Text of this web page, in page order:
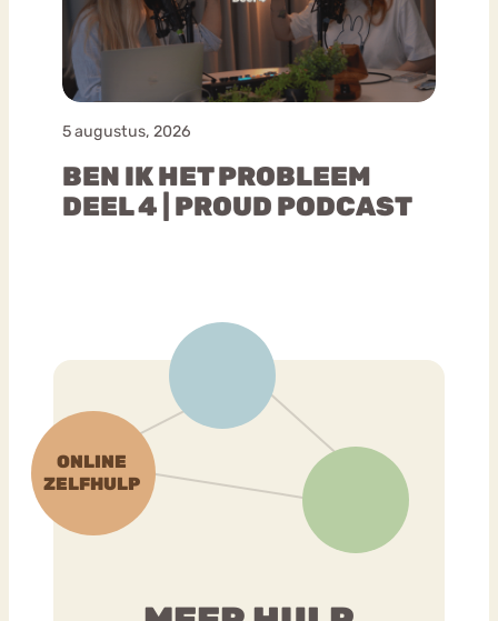
5 augustus, 2026
BEN IK HET PROBLEEM
DEEL 4 | PROUD PODCAST